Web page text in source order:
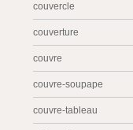
couvercle
couverture
couvre
couvre-soupape
couvre-tableau